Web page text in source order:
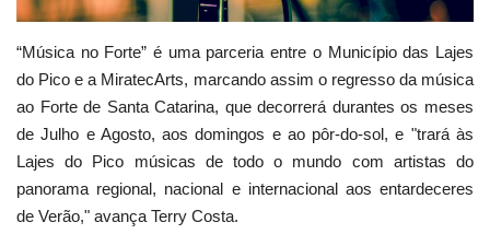
Ficha técnica
Cultura
Lazer
Ambiente
“Música no Forte” é uma parceria entre o Município das Lajes
do Pico e a MiratecArts, marcando assim o regresso da música
ao Forte de Santa Catarina, que decorrerá durantes os meses
de Julho e Agosto, aos domingos e ao pôr-do-sol, e "trará às
Lajes do Pico músicas de todo o mundo com artistas do
panorama regional, nacional e internacional aos entardeceres
de Verão," avança Terry Costa.